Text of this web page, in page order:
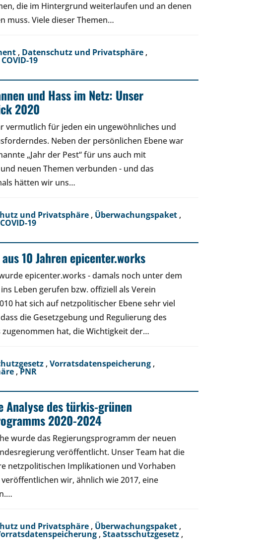
die im Hintergrund weiterlaufen und an denen
muss. Viele dieser Themen…
, Datenschutz und Privatsphäre ,
COVID-19
und Hass im Netz: Unser
2020
vermutlich für jeden ein ungewöhnliches und
Neben der persönlichen Ebene war
„Jahr der Pest“ für uns auch mit
neuen Themen verbunden - und das
hätten wir uns…
und Privatsphäre , Überwachungspaket ,
COVID-19
10 Jahren epicenter.works
epicenter.works - damals noch unter dem
Leben gerufen bzw. offiziell als Verein
hat sich auf netzpolitischer Ebene sehr viel
die Gesetzgebung und Regulierung des
zugenommen hat, die Wichtigkeit der…
, Vorratsdatenspeicherung ,
,PNR
Analyse des türkis-grünen
2020-2024
wurde das Regierungsprogramm der neuen
veröffentlicht. Unser Team hat die
netzpolitischen Implikationen und Vorhaben
wir, ähnlich wie 2017, eine
und Privatsphäre , Überwachungspaket ,
, Staatsschutzgesetz ,